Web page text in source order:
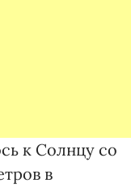
к Солнцу со
в